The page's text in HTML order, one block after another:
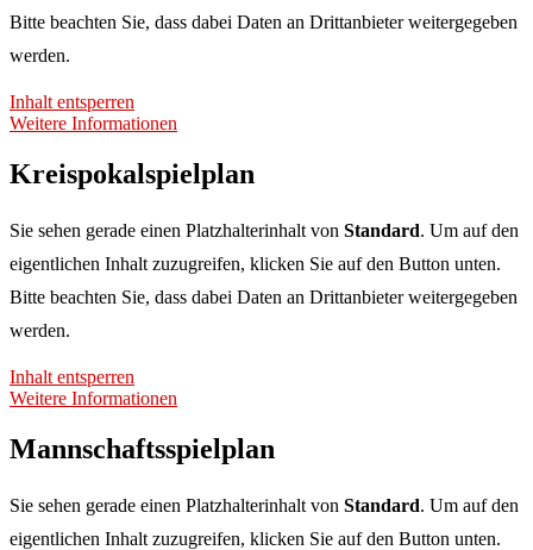
Bitte beachten Sie, dass dabei Daten an Drittanbieter weitergegeben
werden.
Inhalt entsperren
Weitere Informationen
Kreispokalspielplan
Sie sehen gerade einen Platzhalterinhalt von Standard. Um auf den
eigentlichen Inhalt zuzugreifen, klicken Sie auf den Button unten.
Bitte beachten Sie, dass dabei Daten an Drittanbieter weitergegeben
werden.
Inhalt entsperren
Weitere Informationen
Mannschaftsspielplan
Sie sehen gerade einen Platzhalterinhalt von Standard. Um auf den
eigentlichen Inhalt zuzugreifen, klicken Sie auf den Button unten.